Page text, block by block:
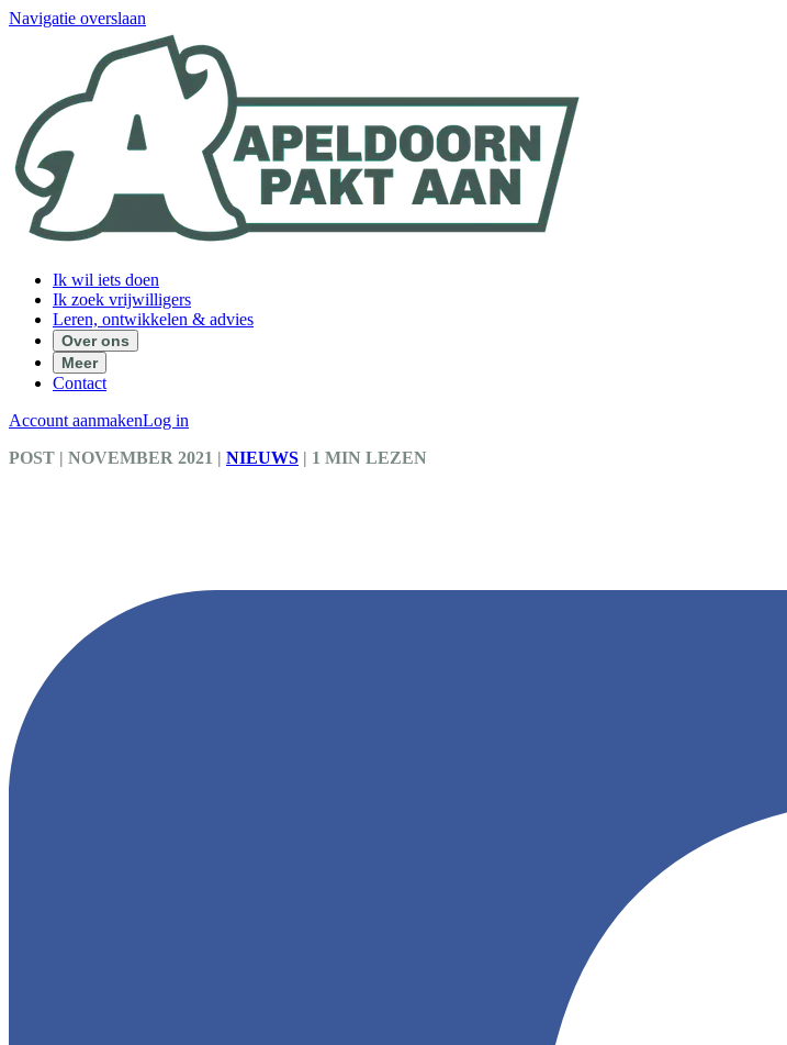
Navigatie overslaan
Ik wil iets doen
Ik zoek vrijwilligers
Leren, ontwikkelen & advies
Over ons
Meer
Contact
Account aanmakenLog in
POST | NOVEMBER 2021 | NIEUWS | 1 MIN LEZEN